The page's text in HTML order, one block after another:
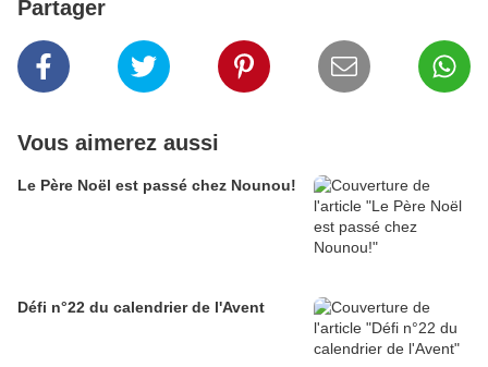
Partager
Vous aimerez aussi
Le Père Noël est passé chez Nounou!
Défi n°22 du calendrier de l'Avent